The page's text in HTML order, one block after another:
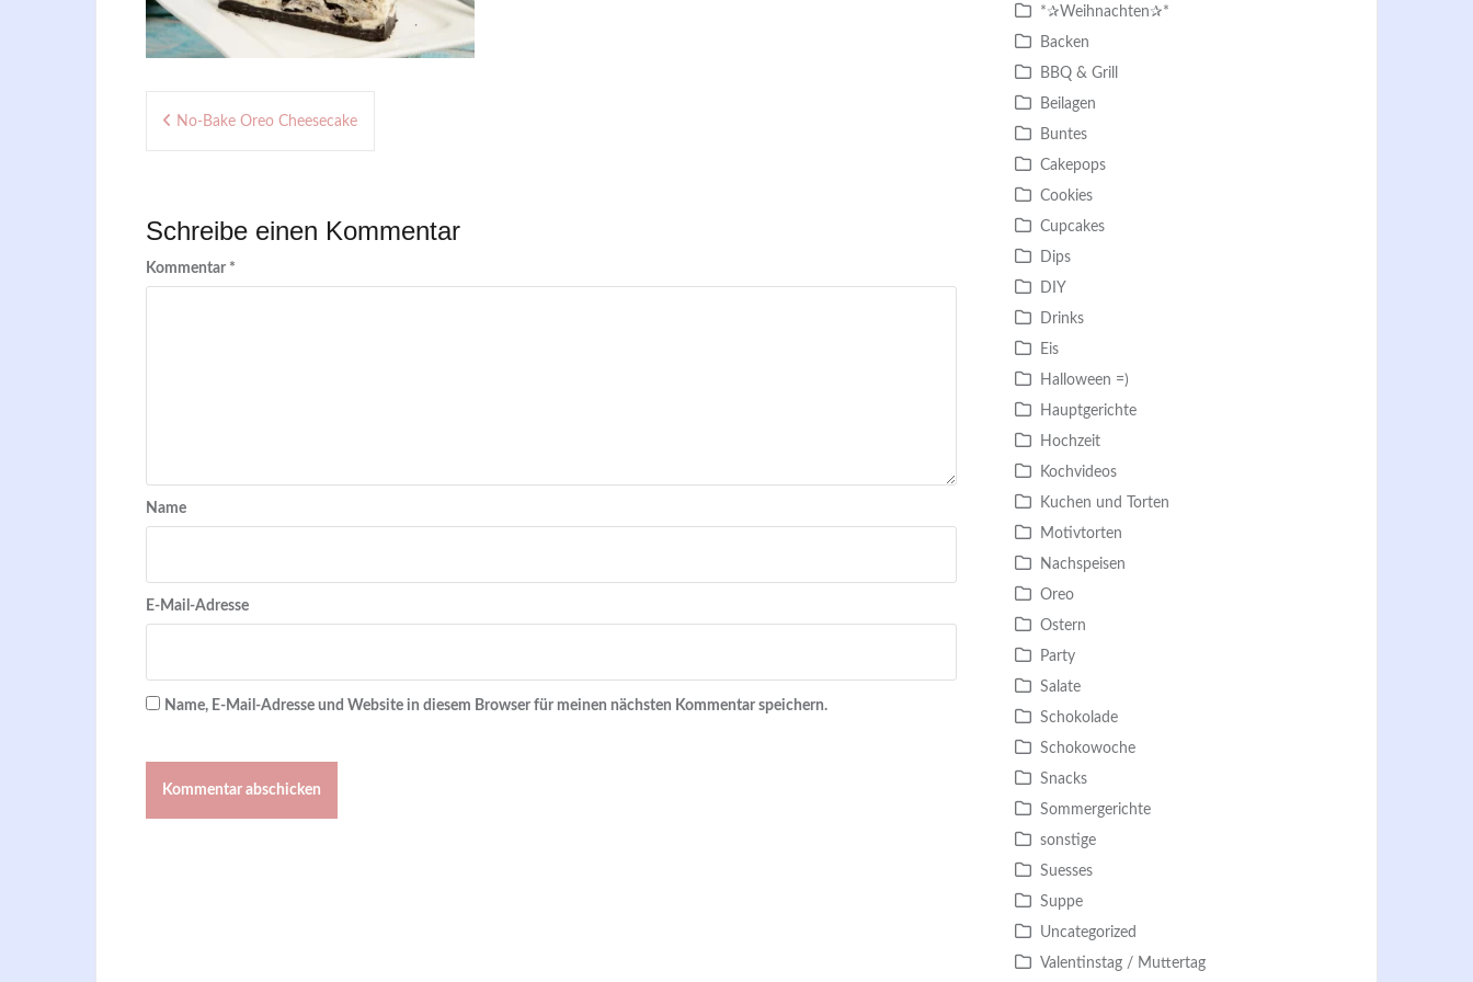
Beitragsnavigation
No-Bake Oreo Cheesecake
Schreibe einen Kommentar
Kommentar *
Name
E-Mail-Adresse
Name, E-Mail-Adresse und Website in diesem Browser für meinen nächsten Kommentar speichern.
*✰Weihnachten✰*
Backen
BBQ & Grill
Beilagen
Buntes
Cakepops
Cookies
Cupcakes
Dips
DIY
Drinks
Eis
Halloween =)
Hauptgerichte
Hochzeit
Kochvideos
Kuchen und Torten
Motivtorten
Nachspeisen
Oreo
Ostern
Party
Salate
Schokolade
Schokowoche
Snacks
Sommergerichte
sonstige
Suesses
Suppe
Uncategorized
Valentinstag / Muttertag